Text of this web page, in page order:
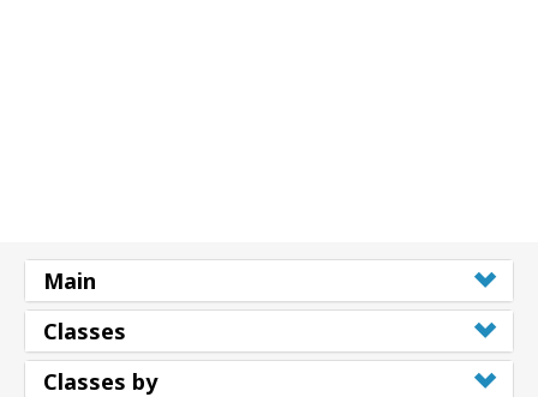
索
Main
Classes
Classes by